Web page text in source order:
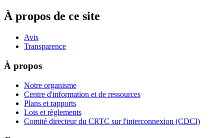
À propos de ce site
Avis
Transparence
À propos
Notre organisme
Centre d'information et de ressources
Plans et rapports
Lois et règlements
Comité directeur du CRTC sur l'interconnexion (CDCI)